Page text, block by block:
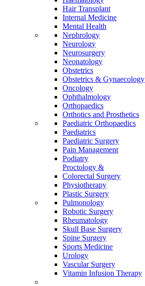
Hair Transplant
Internal Medicine
Mental Health
Nephrology
Neurology
Neurosurgery
Neonatology
Obstetrics
Obstetrics & Gynaecology
Oncology
Ophthalmology
Orthopaedics
Orthotics and Prosthetics
Paediatric Orthopaedics
Paediatrics
Paediatric Surgery
Pain Management
Podiatry
Proctology &
Colorectal Surgery
Physiotherapy
Plastic Surgery
Pulmonology
Robotic Surgery
Rheumatology
Skull Base Surgery
Spine Surgery
Sports Medicine
Urology
Vascular Surgery
Vitamin Infusion Therapy